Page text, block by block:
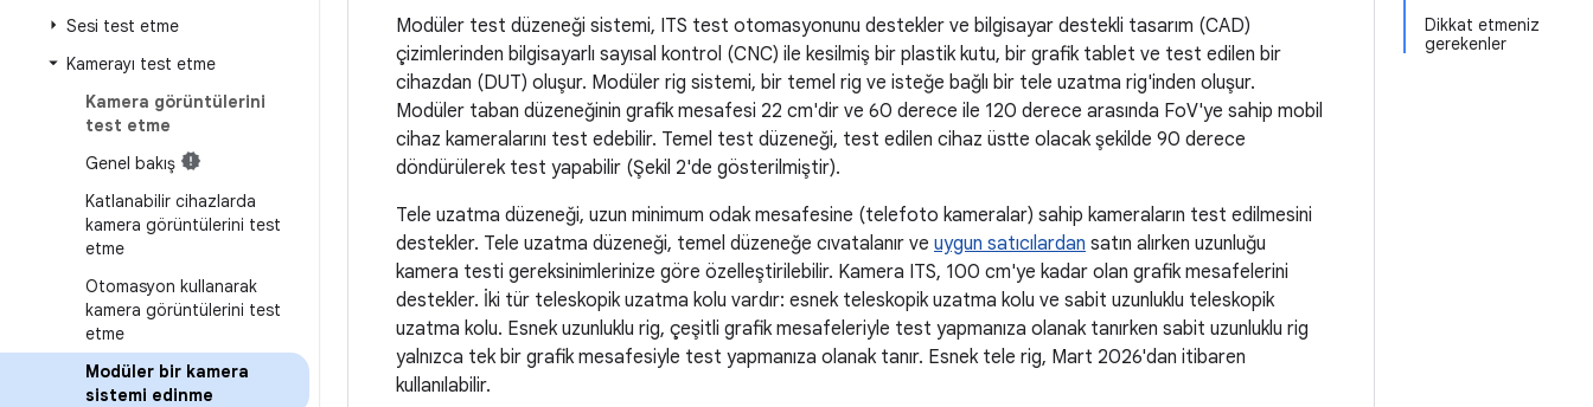
Sesi test etme
Kamerayı test etme
Kamera görüntülerini
test etme
Genel bakış
Katlanabilir cihazlarda
kamera görüntülerini test
etme
Otomasyon kullanarak
kamera görüntülerini test
etme
Modüler bir kamera
sistemi edinme
Dikkat etmeniz
gerekenler
Modüler test düzeneği sistemi, ITS test otomasyonunu destekler ve bilgisayar destekli tasarım (CAD)
çizimlerinden bilgisayarlı sayısal kontrol (CNC) ile kesilmiş bir plastik kutu, bir grafik tablet ve test edilen bir
cihazdan (DUT) oluşur. Modüler rig sistemi, bir temel rig ve isteğe bağlı bir tele uzatma rig'inden oluşur.
Modüler taban düzeneğinin grafik mesafesi 22 cm'dir ve 60 derece ile 120 derece arasında FoV'ye sahip mobil
cihaz kameralarını test edebilir. Temel test düzeneği, test edilen cihaz üstte olacak şekilde 90 derece
döndürülerek test yapabilir (Şekil 2'de gösterilmiştir).
Tele uzatma düzeneği, uzun minimum odak mesafesine (telefoto kameralar) sahip kameraların test edilmesini
destekler. Tele uzatma düzeneği, temel düzeneğe cıvatalanır ve uygun satıcılardan satın alırken uzunluğu
kamera testi gereksinimlerinize göre özelleştirilebilir. Kamera ITS, 100 cm'ye kadar olan grafik mesafelerini
destekler. İki tür teleskopik uzatma kolu vardır: esnek teleskopik uzatma kolu ve sabit uzunluklu teleskopik
uzatma kolu. Esnek uzunluklu rig, çeşitli grafik mesafeleriyle test yapmanıza olanak tanırken sabit uzunluklu rig
yalnızca tek bir grafik mesafesiyle test yapmanıza olanak tanır. Esnek tele rig, Mart 2026'dan itibaren
kullanılabilir.